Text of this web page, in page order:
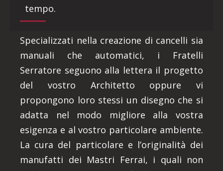
tempo.
Specializzati nella creazione di cancelli sia
manuali che automatici, i Fratelli
Serratore seguono alla lettera il progetto
del vostro Architetto oppure vi
propongono loro stessi un disegno che si
adatta nel modo migliore alla vostra
esigenza e al vostro particolare ambiente.
La cura del particolare e l’originalità dei
manufatti dei Mastri Ferrai, i quali non